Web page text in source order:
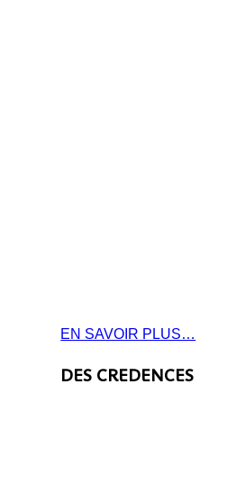
EN SAVOIR PLUS…
DES CREDENCES